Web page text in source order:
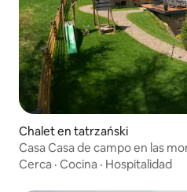
Chalet en tatrzański
Casa Casa de campo en las
Hermosas vistas billar
Cerca · Cocina · Hospitalidad